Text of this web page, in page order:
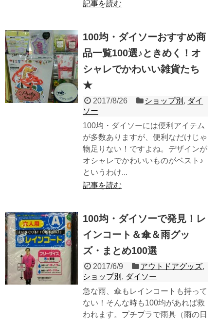
記事を読む
100均・ダイソーおすすめ商
品一覧100選♪ときめく！オ
シャレでかわいい雑貨たち
★
2017/8/26 ショップ別 , ダイ
ソー
100均・ダイソーには便利アイテム
が多数ありますが、便利なだけじゃ
物足りない！ですよね。デザインが
オシャレでかわいいものがベスト♪
というわけ...
記事を読む
100均・ダイソーで発見！レ
インコート＆傘＆雨グッ
ズ・まとめ100選
2017/6/9 アウトドアグッズ,
ショップ別 , ダイソー
急な雨、傘もレインコートも持って
ない！そんな時も100均があれば救
われます。プチプラで雨具（雨の日